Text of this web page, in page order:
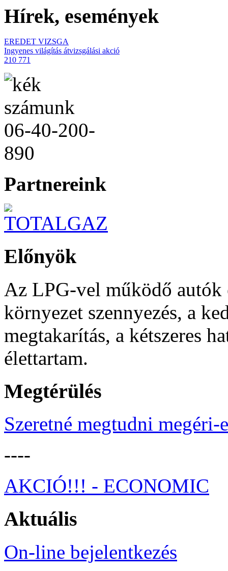
Hírek, események
EREDET VIZSGA
Ingyenes világítás átvizsgálási akció
210 771
Partnereink
Előnyök
Az LPG-vel működő
környezet szennyezés, a
megtakarítás, a kétszeres
élettartam.
Megtérülés
Szeretné megtudni
----
AKCIÓ!!! - ECONOMIC
Aktuális
On-line bejelentkezés